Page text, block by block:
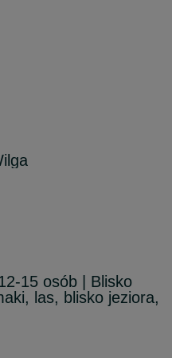
15 osób | Blisko
las, blisko jeziora,